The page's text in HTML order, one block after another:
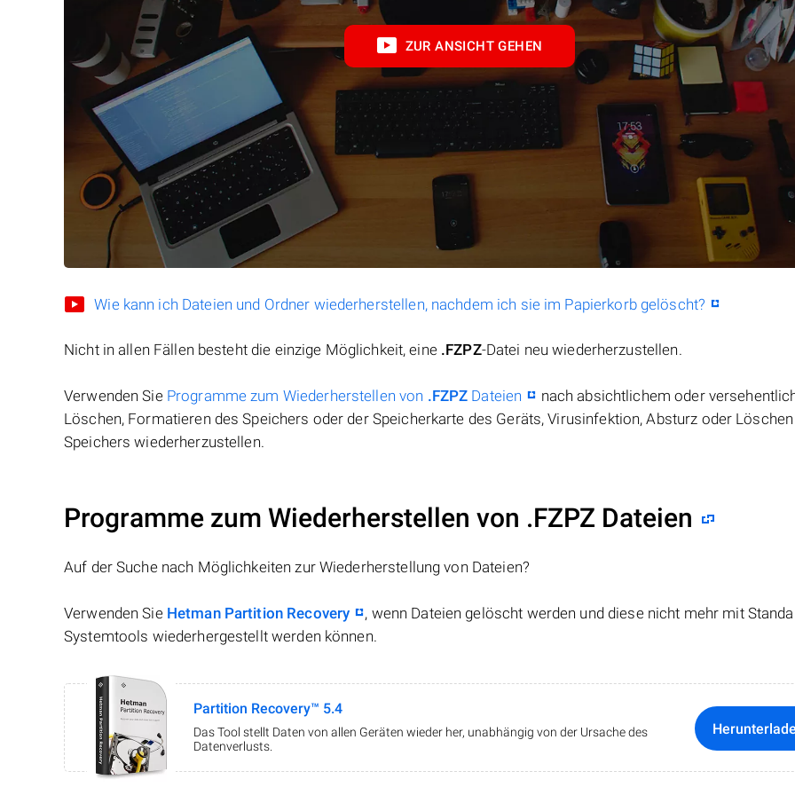
ZUR ANSICHT GEHEN
Wie kann ich Dateien und Ordner wiederherstellen, nachdem ich sie im Papierkorb gelöscht?
Nicht in allen Fällen besteht die einzige Möglichkeit, eine .FZPZ-Datei neu wiederherzustellen.
Verwenden Sie Programme zum Wiederherstellen von .FZPZ Dateien
nach absichtlichem oder
Löschen, Formatieren des Speichers oder der Speicherkarte des Geräts, Virusinfektion, Absturz oder
Speichers wiederherzustellen.
Programme zum Wiederherstellen von .FZPZ Dateien
Auf der Suche nach Möglichkeiten zur Wiederherstellung von Dateien?
Verwenden Sie Hetman Partition Recovery
, wenn Dateien gelöscht werden und diese nicht mehr mit
Systemtools wiederhergestellt werden können.
Partition Recovery™ 5.4
Das Tool stellt Daten von allen Geräten wieder her, unabhängig von der Ursache des
Datenverlusts.